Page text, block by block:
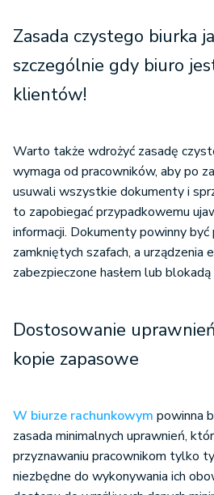
Zasada czystego biurka
szczególnie gdy biuro
klientów!
Warto także wdrożyć zasadę
wymaga od pracowników, aby po
usuwali wszystkie dokumenty i
to zapobiegać przypadkowemu
informacji. Dokumenty powinny
zamkniętych szafach, a urządzenia
zabezpieczone hasłem lub blokadą
Dostosowanie
kopie zapasowe
W biurze rachunkowym powinna
zasada minimalnych uprawnień,
przyznawaniu pracownikom tylko
niezbędne do wykonywania ich